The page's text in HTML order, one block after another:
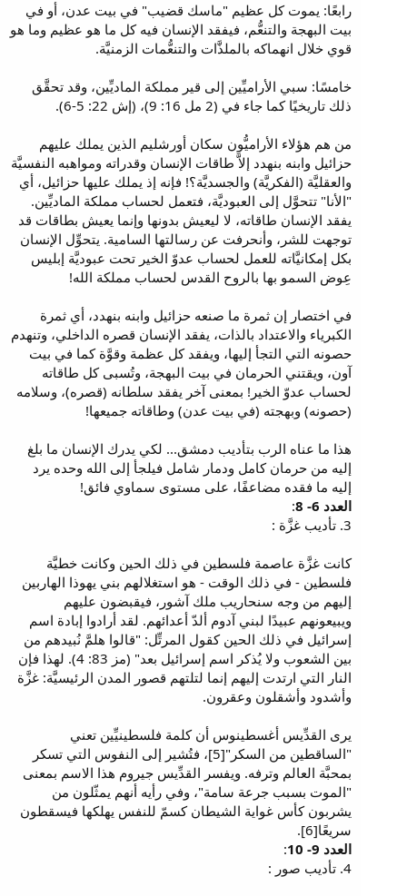
رابعًا: يموت كل عظيم "ماسك قضيب" في بيت عدن، أو في
بيت البهجة والتنعُّم، فيفقد الإنسان فيه كل ما هو عظيم وما هو
قوي خلال انهماكه بالملذَّات والتنعُّمات الزمنيَّة.
خامسًا: سبي الأراميِّين إلى قير مملكة الماديِّين، وقد تحقَّق
ذلك تاريخيًا كما جاء في (2 مل 16: 9)، (إش 22: 5-6).
من هم هؤلاء الأراميُّون سكان أورشليم الذين يملك عليهم
حزائيل وابنه بنهدد إلاَّ طاقات الإنسان وقدراته ومواهبه النفسيَّة
والعقليَّة (الفكريَّة) والجسديَّة؟! فإنه إذ يملك عليها حزائيل، أي
"الأنا" تتحوَّل إلى العبوديَّة، فتعمل لحساب مملكة الماديِّين.
يفقد الإنسان طاقاته، لا ليعيش بدونها وإنما يعيش بطاقات قد
توجهت للشر، وأنحرفت عن رسالتها السامية. يتحوِّل الإنسان
بكل إمكانيَّاته للعمل لحساب عدوّ الخير تحت عبوديَّة إبليس
عِوض السمو بها بالروح القدس لحساب مملكة الله!
في اختصار إن ثمرة ما صنعه حزائيل وابنه بنهدد، أي ثمرة
الكبرياء والاعتداد بالذات، يفقد الإنسان قصره الداخلي، وتنهدم
حصونه التي التجأ إليها، ويفقد كل عظمة وقوَّة كما في بيت
آون، ويقتني الحرمان في بيت البهجة، وتُسبى كل طاقاته
لحساب عدوّ الخير! بمعنى آخر يفقد سلطانه (قصره)، وسلامه
(حصونه) وبهجته (في بيت عدن) وطاقاته جميعها!
هذا ما عناه الرب بتأديب دمشق... لكي يدرك الإنسان ما بلغ
إليه من حرمان كامل ودمار شامل فيلجأ إلى الله وحده يرد
إليه ما فقده مضاعفًا، على مستوى سماوي فائق!
العدد 6- 8
:
3. تأديب غزَّة :
كانت غزَّة عاصمة فلسطين في ذلك الحين وكانت خطيَّة
فلسطين - في ذلك الوقت - هو استغلالهم بني يهوذا الهاربين
إليهم من وجه سنحاريب ملك آشور، فيقبضون عليهم
ويبيعونهم عبيدًا لبني آدوم ألدّ أعدائهم. لقد أرادوا إبادة اسم
إسرائيل في ذلك الحين كقول المرتِّل: "قالوا هلمَّ نُبيدهم من
بين الشعوب ولا يُذكر اسم إسرائيل بعد" (مز 83: 4). لهذا فإن
النار التي ارتدت إليهم إنما لتلتهم قصور المدن الرئيسيَّة: غزَّة
وأشدود وأشقلون وعقرون.
يرى القدِّيس أغسطينوس أن كلمة فلسطينيِّين تعني
"الساقطين من السكر"[5]، فتُشير إلى النفوس التي تسكر
بمحبَّة العالم وترفه. ويفسر القدِّيس جيروم هذا الاسم بمعنى
"الموت بسبب جرعة سامة"، وفي رأيه أنهم يمثّلون من
يشربون كأس غواية الشيطان كسمّ للنفس يهلكها فيسقطون
سريعًا[6].
العدد 9- 10
:
4. تأديب صور :